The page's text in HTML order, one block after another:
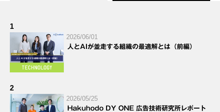
1
2026/06/01
人とAIが並走する組織の最適解とは（前編）
2
2026/05/25
Hakuhodo DY ONE 広告技術研究所レポート